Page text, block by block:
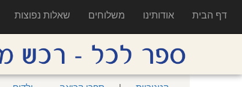
דף הבית אודותינו משלוחים שאלות נפוצות